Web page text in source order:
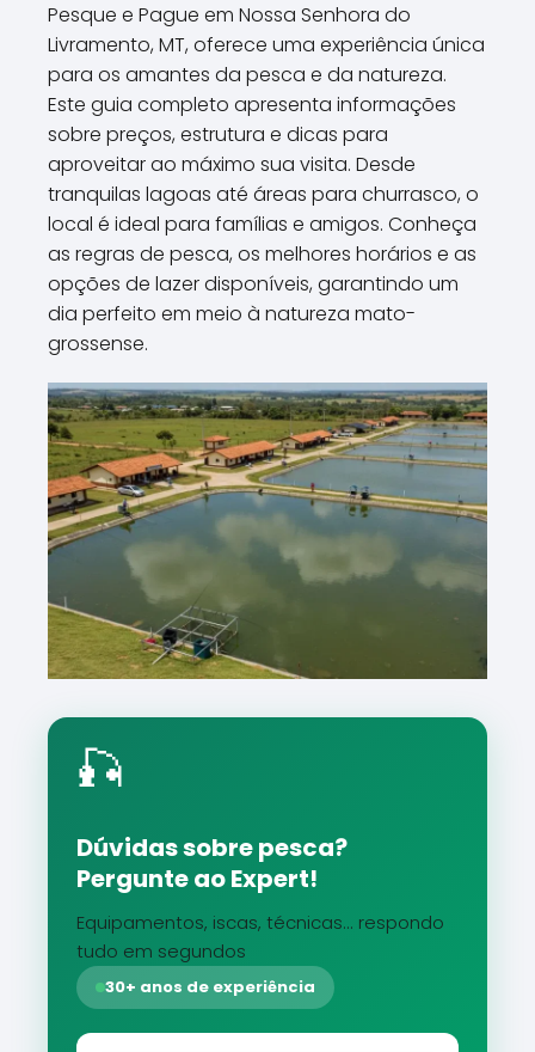
Pesque e Pague em Nossa Senhora do
Livramento, MT, oferece uma experiência única
para os amantes da pesca e da natureza.
Este guia completo apresenta informações
sobre preços, estrutura e dicas para
aproveitar ao máximo sua visita. Desde
tranquilas lagoas até áreas para churrasco, o
local é ideal para famílias e amigos. Conheça
as regras de pesca, os melhores horários e as
opções de lazer disponíveis, garantindo um
dia perfeito em meio à natureza mato-
grossense.
🎣
Dúvidas sobre pesca?
Pergunte ao Expert!
Equipamentos, iscas, técnicas... respondo
tudo em segundos
30+ anos de experiência